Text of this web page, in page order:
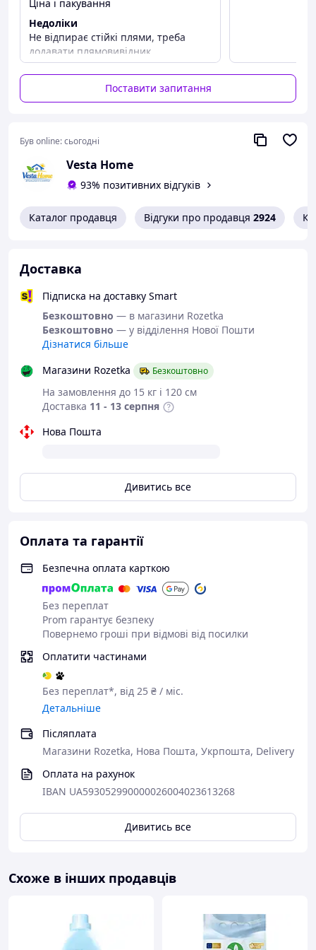
✔️ Велика економічна упаковка –
✔️ Ефективно працює навіть при низьких температурах
✔️ Видаляє складні плями та залишає приємний аромат
✔️ Для всіх типів пральних машин та ручного прання
Gallus Vollwaschmittel – ваш надійний помічник
для щоденного прання!
Ціна і пакування
Недоліки
Не відпирає стійкі плями, треба
додавати плямовивідник.
Поставити запитання
Був online:сьогодні
Vesta Home
93% позитивних відгуків
Каталог продавця Відгуки про продавця 2924
Доставка
Підписка на доставку Smart
Безкоштовно — в магазини Rozetka
Безкоштовно — у відділення Нової Пошти
Дізнатися більше
Магазини Rozetka
Безкоштовно
На замовлення до 15 кг і 120 см
Доставка 11 - 13 серпня
Нова Пошта
Дивитись все
Оплата та гарантії
Безпечна оплата карткою
Без переплат
Prom гарантує безпеку
Повернемо гроші при відмові від посилки
Оплатити частинами
Без переплат*, від 25 ₴ / міс.
Детальніше
Післяплата
Магазини Rozetka, Нова Пошта, Укрпошта, Delivery
Оплата на рахунок
IBAN UA593052990000026004023613268
Дивитись все
Схоже в інших продавців